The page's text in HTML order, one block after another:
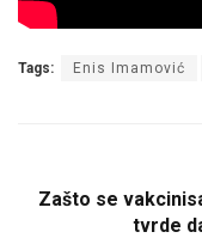
Tags: Enis Imamović
Zašto se
tvrde